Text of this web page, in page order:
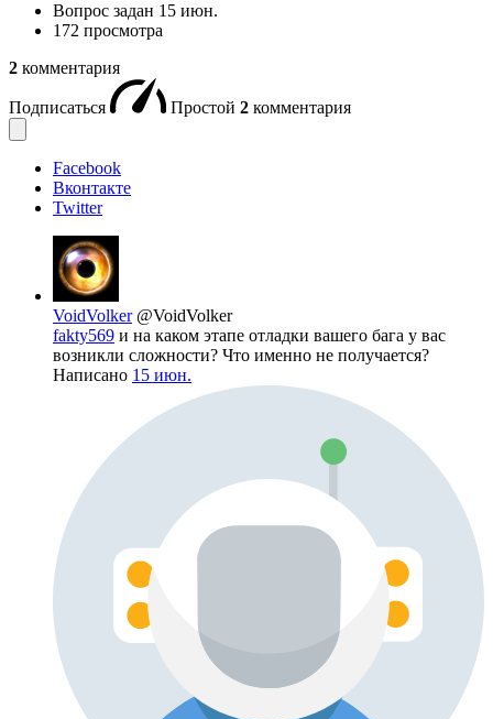
Вопрос задан 15 июн.
172 просмотра
2 комментария
Подписаться Простой 2 комментария
Facebook
Вконтакте
Twitter
VoidVolker @VoidVolker
fakty569 и на каком этапе отладки вашего бага у вас
возникли сложности? Что именно не получается?
Написано 15 июн.